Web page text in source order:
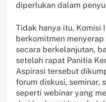
diperlukan dalam
Tidak hanya itu, Komisi
berkomitmen
secara berkelanjutan,
setelah rapat Panitia
Aspirasi tersebut
forum diskusi, seminar,
seperti webinar yang